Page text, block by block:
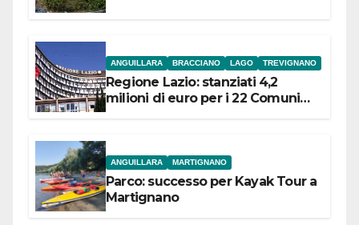
ANGUILLARA BRACCIANO LAGO TREVIGNANO
Regione Lazio: stanziati 4,2
milioni di euro per i 22 Comuni
ANGUILLARA MARTIGNANO
Parco: successo per Kayak Tour a
Martignano